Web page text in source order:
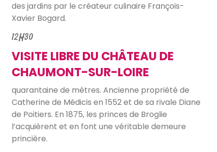
des jardins par le créateur culinaire François-
Xavier Bogard.
12H30
VISITE LIBRE DU CHÂTEAU DE
CHAUMONT-SUR-LOIRE
quarantaine de mètres. Ancienne propriété de
Catherine de Médicis en 1552 et de sa rivale Diane
de Poitiers. En 1875, les princes de Broglie
l’acquièrent et en font une véritable demeure
princière.